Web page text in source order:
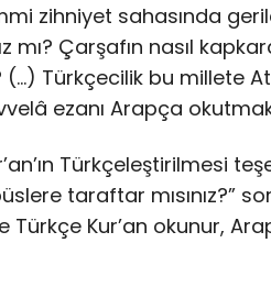
zihniyet sahasında
mı? Çarşafın nasıl
(…) Türkçecilik bu millete
ezanı Arapça
Türkçeleştirilmesi
taraftar mısınız?”
Türkçe Kur’an okunur,